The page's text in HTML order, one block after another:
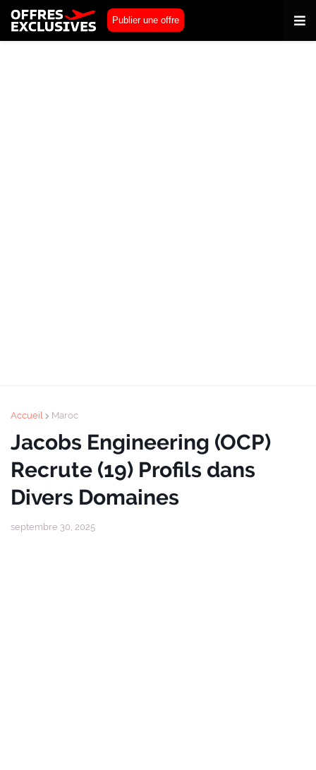
Publier une offre
Accueil Maroc
Jacobs Engineering (OCP)
Recrute (19) Profils dans
Divers Domaines
septembre 30, 2025